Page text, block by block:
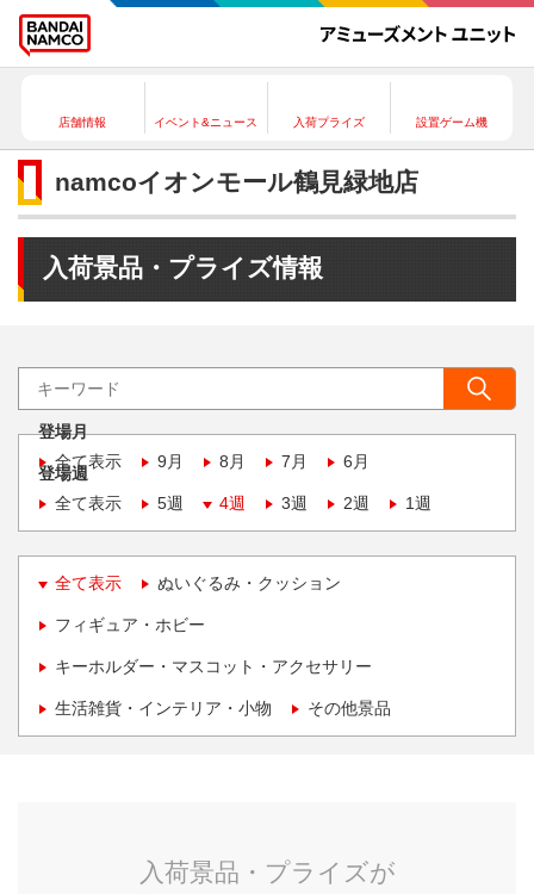
店舗情報 イベント&ニュース 入荷プライズ 設置ゲーム機
namcoイオンモール鶴見緑地店
入荷景品・プライズ情報
登場月
全て表示
9月 8月 7月 6月
登場週
全て表示
5週 4週 3週 2週 1週
全て表示 ぬいぐるみ・クッション
フィギュア・ホビー
キーホルダー・マスコット・アクセサリー
生活雑貨・インテリア・小物 その他景品